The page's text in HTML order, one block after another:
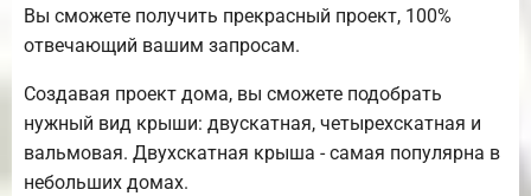
Вы сможете получить прекрасный проект, 100%
отвечающий вашим запросам.
Создавая проект дома, вы сможете подобрать
нужный вид крыши: двускатная, четырехскатная и
вальмовая. Двухскатная крыша - самая популярна в
небольших домах.